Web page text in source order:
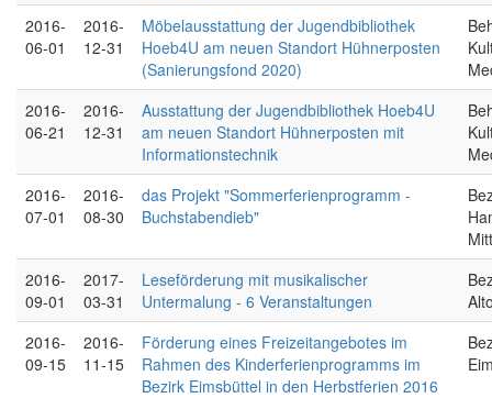
2016-
06-01
2016-
12-31
Möbelausstattung der Jugendbibliothek
Hoeb4U am neuen Standort Hühnerposten
(Sanierungsfond 2020)
2016-
06-21
2016-
12-31
Ausstattung der Jugendbibliothek Hoeb4U
am neuen Standort Hühnerposten mit
Informationstechnik
2016-
07-01
2016-
08-30
das Projekt "Sommerferienprogramm -
Buchstabendieb"
2016-
09-01
2017-
03-31
Leseförderung mit musikalischer
Untermalung - 6 Veranstaltungen
2016-
09-15
2016-
11-15
Förderung eines Freizeitangebotes im
Rahmen des Kinderferienprogramms im
Bezirk Eimsbüttel in den Herbstferien 2016